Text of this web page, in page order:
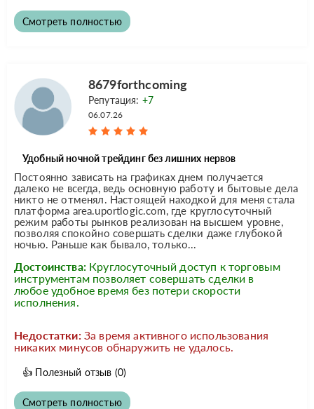
Смотреть полностью
8679forthcoming
Репутация: +7
06.07.26
Удобный ночной трейдинг без лишних нервов
Постоянно зависать на графиках днем получается
далеко не всегда, ведь основную работу и бытовые дела
никто не отменял. Настоящей находкой для меня стала
платформа area.uportlogic.com, где круглосуточный
режим работы рынков реализован на высшем уровне,
позволяя спокойно совершать сделки даже глубокой
ночью. Раньше как бывало, только...
Достоинства: Круглосуточный доступ к торговым
инструментам позволяет совершать сделки в
любое удобное время без потери скорости
исполнения.
Недостатки: За время активного использования
никаких минусов обнаружить не удалось.
👍 Полезный отзыв (0)
Смотреть полностью